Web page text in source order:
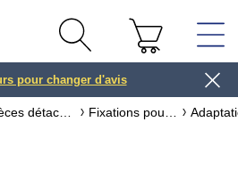
3 ou 4x
pour changer d'avis